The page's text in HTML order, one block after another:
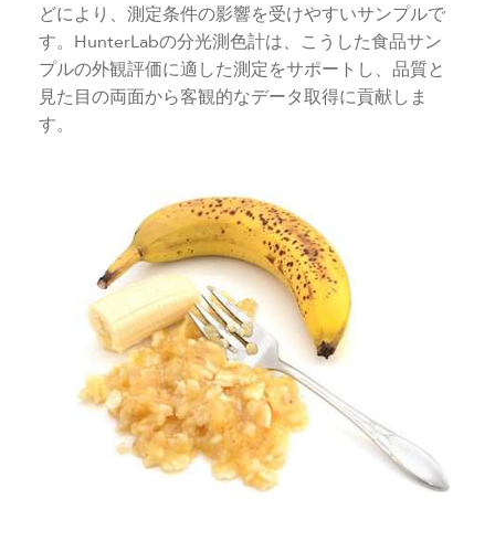
どにより、測定条件の影響を受けやすいサンプルで
す。HunterLabの分光測色計は、こうした食品サン
プルの外観評価に適した測定をサポートし、品質と
見た目の両面から客観的なデータ取得に貢献しま
す。